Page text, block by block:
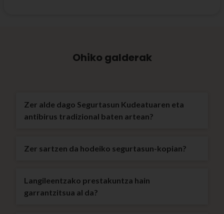
Ohiko galderak
Zer alde dago Segurtasun Kudeatuaren eta
antibirus tradizional baten artean?
Zer sartzen da hodeiko segurtasun-kopian?
Langileentzako prestakuntza hain
garrantzitsua al da?